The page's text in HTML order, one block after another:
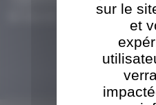
sur le
et
L'ÉVÈNEMENT PRÉCURSEUR
Réputé notamment pour l'exhaustivité de
toute la filière bois énergie, le Salon Bois